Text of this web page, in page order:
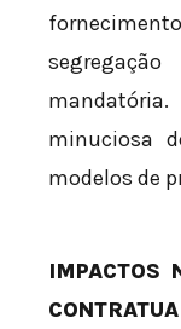
minuciosa
modelos de
IMPACTOS